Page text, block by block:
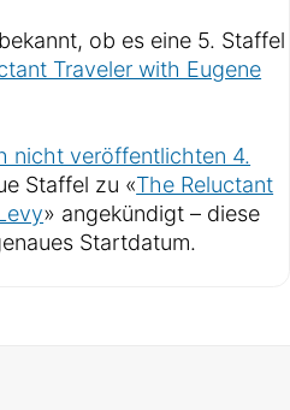
ob es eine 5. Staffel
Traveler with Eugene
nicht veröffentlichten 4.
Staffel zu «The Reluctant
» angekündigt – diese
Startdatum.